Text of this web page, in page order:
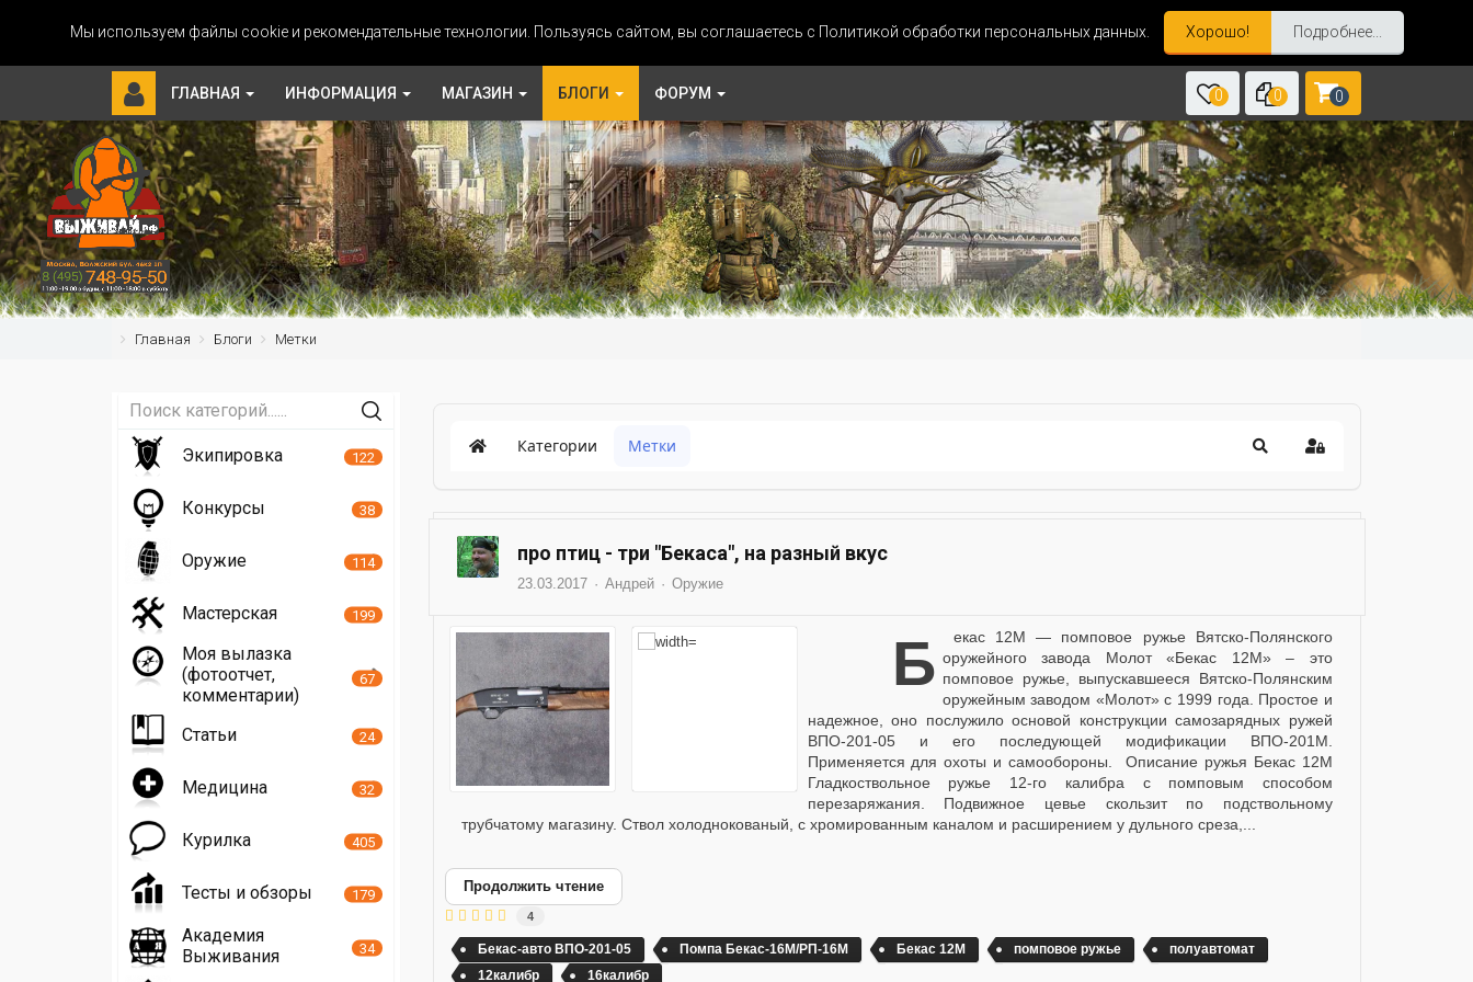
Мы используем файлы cookie и рекомендательные технологии. Пользуясь сайтом, вы соглашаетесь с Политикой обработки персональных данных. Хорошо! Подробнее...
ГЛАВНАЯ ИНФОРМАЦИЯ МАГАЗИН БЛОГИ ФОРУМ 0 0 0
Главная Блоги Метки
Категории Метки
про птиц - три "Бекаса", на разный вкус
23.03.2017 Андрей Оружие
Бекас 12М — помповое ружье Вятско-Полянского оружейного завода Молот «Бекас 12М» – это
помповое ружье, выпускавшееся Вятско-Полянским
оружейным заводом «Молот» с 1999 года. Простое и
надежное, оно послужило основой конструкции самозарядных ружей
ВПО-201-05 и его последующей модификации ВПО-201М.
Применяется для охоты и самообороны. Описание ружья Бекас 12М
Гладкоствольное ружье 12-го калибра с помповым способом
перезаряжания. Подвижное цевье скользит по подствольному
трубчатому магазину. Ствол холоднокованый, с хромированным каналом и расширением у дульного среза,...
Продолжить чтение
4
Бекас-авто ВПО-201-05 Помпа Бекас-16М/РП-16М Бекас 12М помповое ружье
полуавтомат
12калибр
16калибр
Экипировка 122
Конкурсы 38
Оружие 114
Мастерская 199
Моя вылазка
(фотоотчет,
комментарии)
67
Статьи 24
Медицина 32
Курилка 405
Тесты и обзоры 179
Академия
Выживания
34